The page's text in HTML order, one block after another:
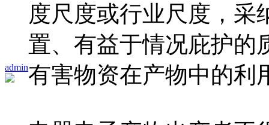
admin
度尺度或行业尺度，采
置、有益于情况庇护的
有害物资在产物中的利